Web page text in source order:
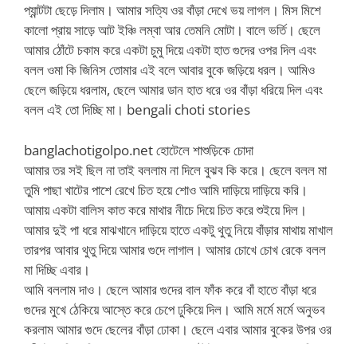
প্যান্টটা ছেড়ে দিলাম। আমার সত্যি ওর বাঁড়া দেখে ভয় লাগল। মিস মিশে
কালো প্রায় সাড়ে আট ইঞ্চি লম্বা আর তেমনি মোটা। বালে ভর্তি। ছেলে
আমার ঠোঁটে চকাম করে একটা চুমু দিয়ে একটা হাত গুদের ওপর দিল এবং
বলল ওমা কি জিনিস তোমার এই বলে আবার বুকে জড়িয়ে ধরল। আমিও
ছেলে জড়িয়ে ধরলাম, ছেলে আমার ডান হাত ধরে ওর বাঁড়া ধরিয়ে দিল এবং
বলল এই তো দিচ্ছি মা। bengali choti stories
banglachotigolpo.net হোটেলে শাশুড়িকে চোদা
আমার তর সই ছিল না তাই বললাম না দিলে বুঝব কি করে। ছেলে বলল মা
তুমি পাছা খাটের পাশে রেখে চিত হয়ে শোও আমি দাড়িয়ে দাড়িয়ে করি।
আমায় একটা বালিস কাত করে মাথার নীচে দিয়ে চিত করে শুইয়ে দিল।
আমার দুই পা ধরে মাঝখানে দাড়িয়ে হাতে একটু থুতু নিয়ে বাঁড়ার মাথায় মাখাল
তারপর আবার থুতু দিয়ে আমার গুদে লাগাল। আমার চোখে চোখ রেকে বলল
মা দিচ্ছি এবার।
আমি বললাম দাও। ছেলে আমার গুদের বাল ফাঁক করে বাঁ হাতে বাঁড়া ধরে
গুদের মুখে ঠেকিয়ে আস্তে করে চেপে ঢুকিয়ে দিল। আমি মর্মে মর্মে অনুভব
করলাম আমার গুদে ছেলের বাঁড়া ঢোকা। ছেলে এবার আমার বুকের উপর ওর